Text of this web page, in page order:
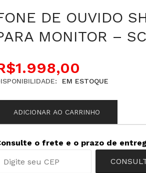
DE OUVIDO
MONITOR –
1.998,00
EM ESTOQUE
ADICIONAR AO CARRINHO
o frete e o prazo de